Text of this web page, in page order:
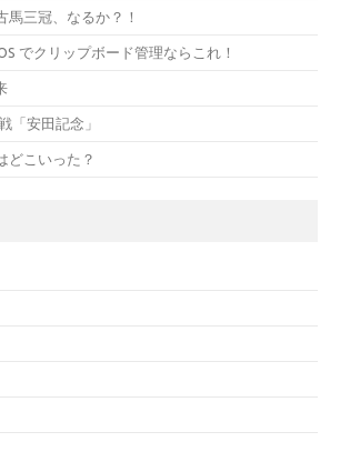
馬三冠、なるか？！
でクリップボード管理ならこれ！
「安田記念」
どこいった？